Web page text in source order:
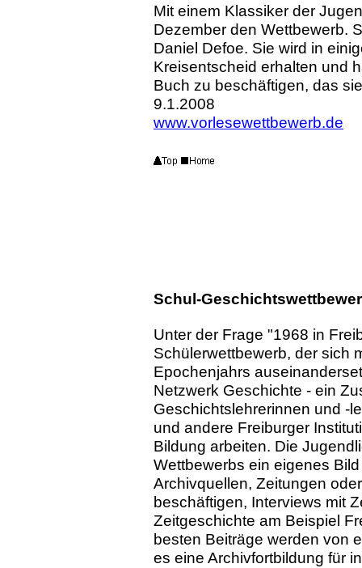
Mit einem Klassiker der
Dezember den Wettbewerb.
Daniel Defoe. Sie wird in
Kreisentscheid erhalten und
Buch zu beschäftigen, das
9.1.2008
www.vorlesewettbewerb.de
Schul-
Unter der Frage "1968 in
Schülerwettbewerb, der sich
Epochenjahrs
Netzwerk Geschichte - ein
Geschichtslehrerinnen und -
und andere Freiburger
Bildung arbeiten. Die
Wettbewerbs ein eigenes
Archivquellen, Zeitungen
beschäftigen, Interviews mit
Zeitgeschichte am Beispiel
besten Beiträge werden von
es eine Archivfortbildung für